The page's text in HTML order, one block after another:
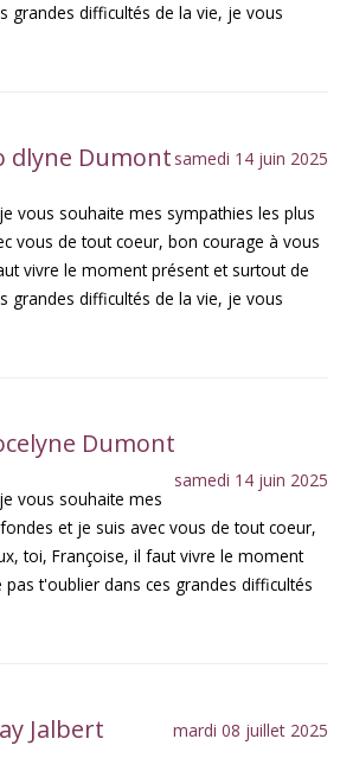
grandes difficultés de la vie, je vous
dlyne Dumont samedi 14 juin 2025
vous souhaite mes sympathies les plus
vous de tout coeur, bon courage à vous
vivre le moment présent et surtout de
grandes difficultés de la vie, je vous
Dumont
samedi 14 juin 2025
vous souhaite mes
et je suis avec vous de tout coeur,
toi, Françoise, il faut vivre le moment
t'oublier dans ces grandes difficultés
Jalbert mardi 08 juillet 2025